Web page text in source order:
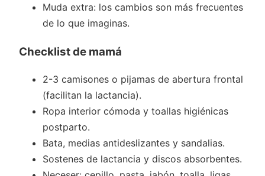
Muda extra: los cambios son más frecuentes
de lo que imaginas.
Checklist de mamá
2-3 camisones o pijamas de abertura frontal
(facilitan la lactancia).
Ropa interior cómoda y toallas higiénicas
postparto.
Bata, medias antideslizantes y sandalias.
Sostenes de lactancia y discos absorbentes.